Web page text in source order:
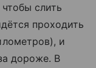
слить
проходить
и
дороже. В